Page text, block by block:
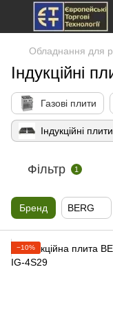
Обладнання для
Індукційні
Газові плити
Індукційні плити
Фільтр 1
Бренд BERG
−10%